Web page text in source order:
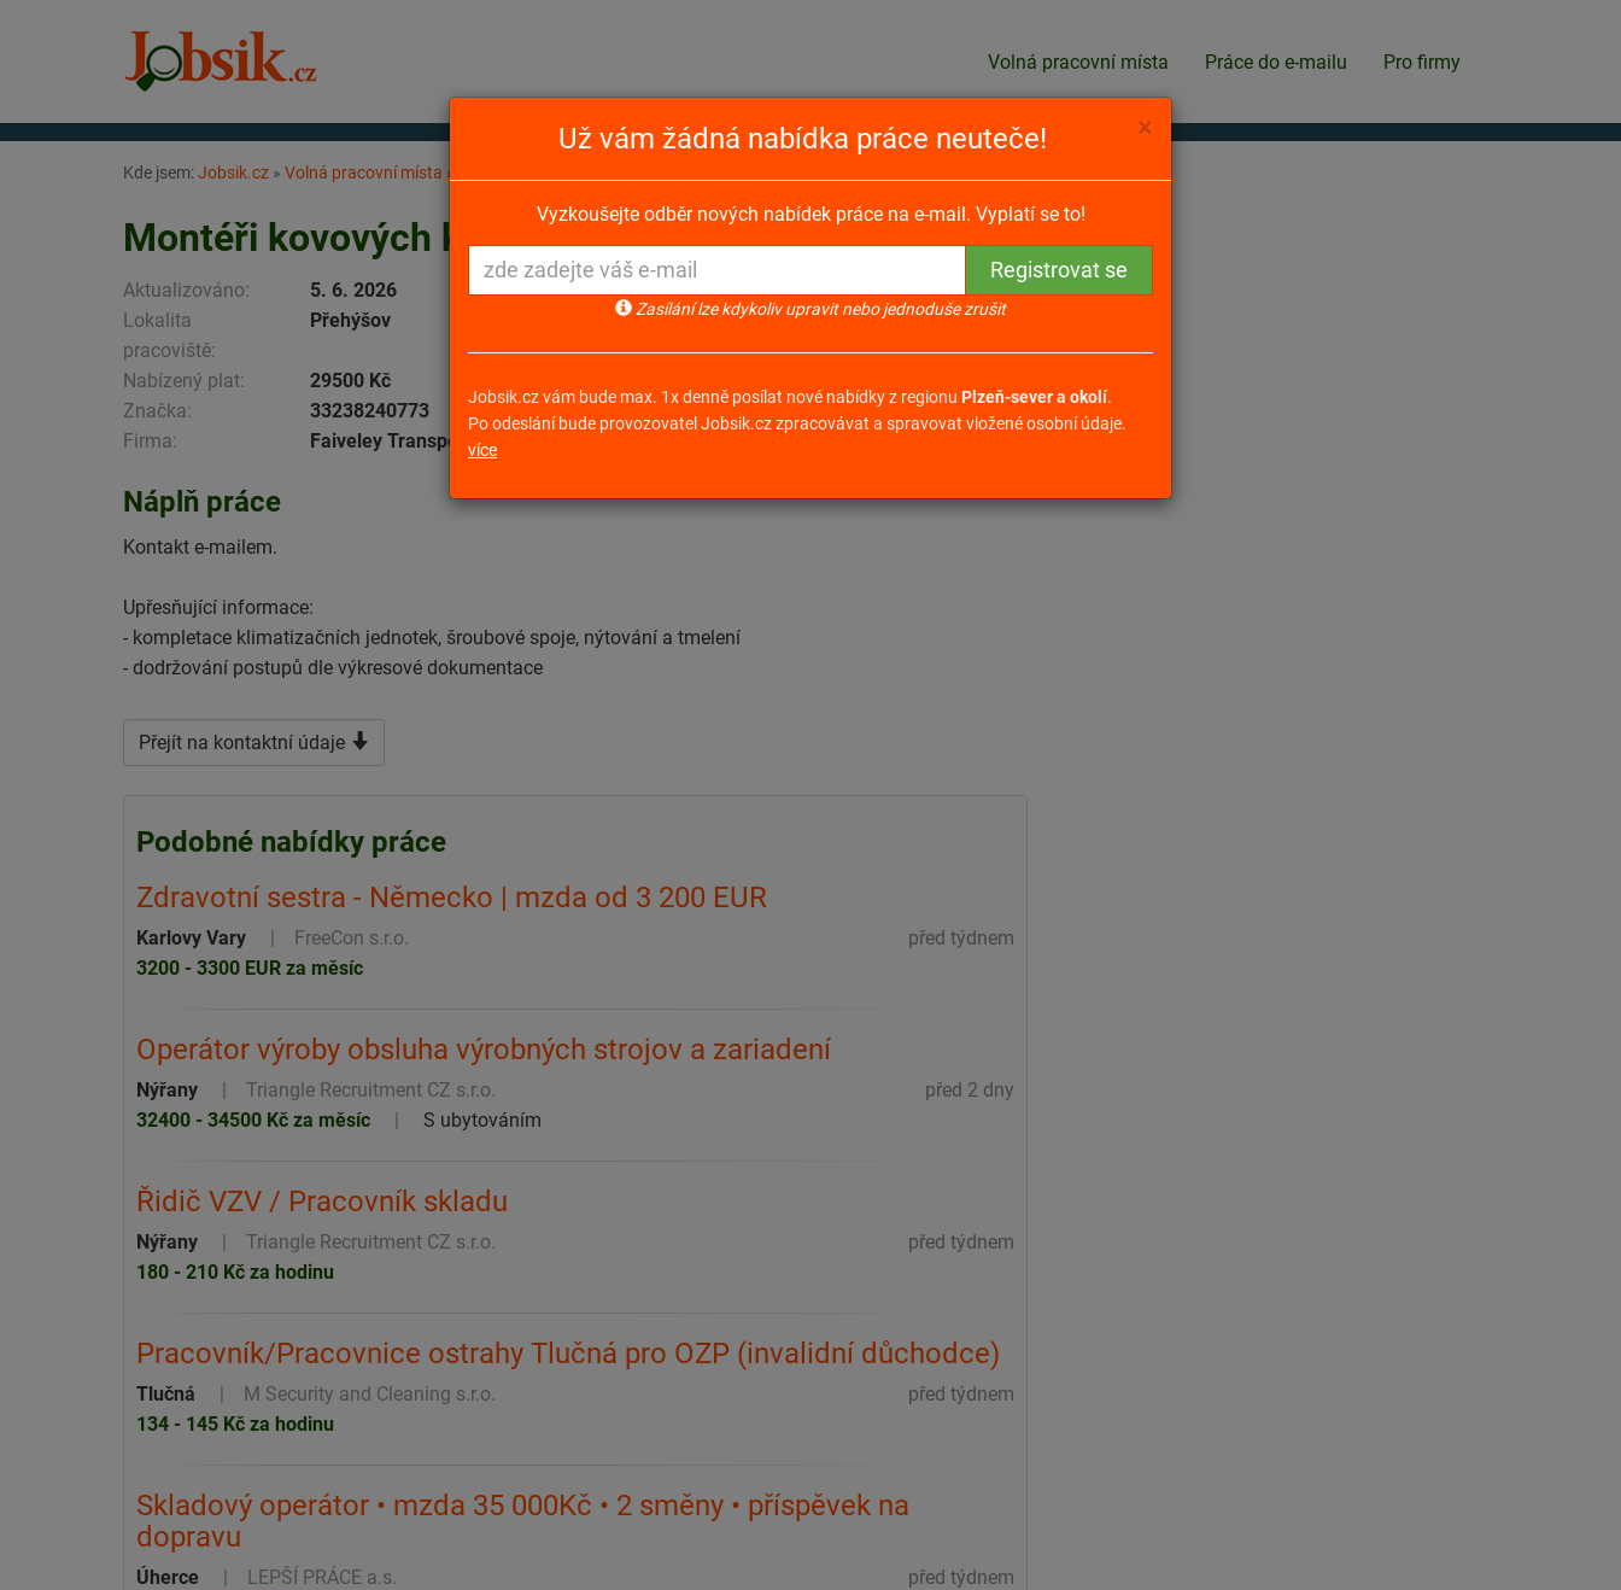
Volná pracovní místa Práce do e-mailu Pro firmy
Kde jsem:Jobsik.cz » Volná pracovní místa »
Montéři kovových konstrukcí Přehýšov
Aktualizováno:
5. 6. 2026
Lokalita
pracoviště:
Přehýšov
Nabízený plat:
29500 Kč
Značka:
33238240773
Firma:
Faiveley Transport Plzeň s.r.o.
Odpovědět na nabídku
Náplň práce
Kontakt e-mailem.
Upřesňující informace:
- kompletace klimatizačních jednotek, šroubové spoje, nýtování a tmelení
- dodržování postupů dle výkresové dokumentace
Přejít na kontaktní údaje
Podobné nabídky práce
Zdravotní sestra - Německo | mzda od 3 200 EUR
před týdnem
Karlovy Vary
FreeCon s.r.o.
3200 - 3300 EUR za měsíc
Operátor výroby obsluha výrobných strojov a zariadení
před 2 dny
Nýřany
Triangle Recruitment CZ s.r.o.
32400 - 34500 Kč za měsíc
S ubytováním
Řidič VZV / Pracovník skladu
před týdnem
Nýřany
Triangle Recruitment CZ s.r.o.
180 - 210 Kč za hodinu
Pracovník/Pracovnice ostrahy Tlučná pro OZP (invalidní důchodce)
před týdnem
Tlučná
M Security and Cleaning s.r.o.
134 - 145 Kč za hodinu
Skladový operátor • mzda 35 000Kč • 2 směny • příspěvek na
dopravu
před týdnem
Úherce
LEPŠÍ PRÁCE a.s.
×
Už vám žádná nabídka práce neuteče!
Vyzkoušejte odběr nových nabídek práce na e-mail. Vyplatí se to!
Zasílání lze kdykoliv upravit nebo jednoduše zrušit
Jobsik.cz vám bude max. 1x denně posílat nové nabídky z regionu Plzeň-sever a okolí.
Po odeslání bude provozovatel Jobsik.cz zpracovávat a spravovat vložené osobní údaje.
více